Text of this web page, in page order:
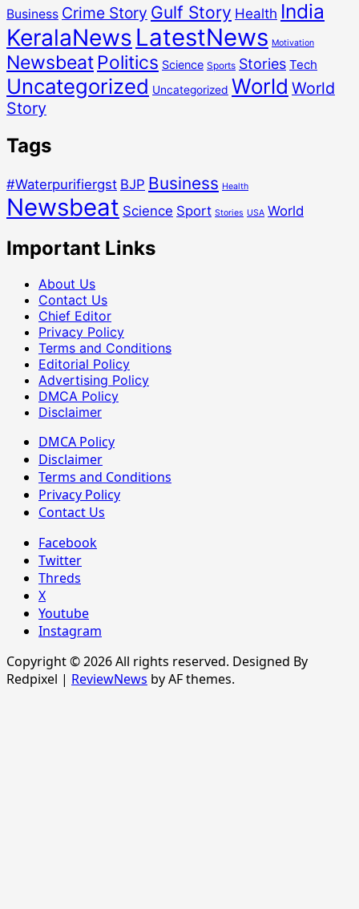
Business Crime Story Gulf Story Health India
KeralaNews LatestNews Motivation
Newsbeat Politics Science Sports Stories Tech
Uncategorized Uncategorized World World
Story
Tags
#Waterpurifiergst BJP Business Health
Newsbeat Science Sport Stories USA World
Important Links
About Us
Contact Us
Chief Editor
Privacy Policy
Terms and Conditions
Editorial Policy
Advertising Policy
DMCA Policy
Disclaimer
DMCA Policy
Disclaimer
Terms and Conditions
Privacy Policy
Contact Us
Facebook
Twitter
Threds
X
Youtube
Instagram
Copyright © 2026 All rights reserved. Designed By
Redpixel | ReviewNews by AF themes.